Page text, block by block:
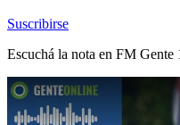
Suscribirse
Escuchá la nota en FM Gente